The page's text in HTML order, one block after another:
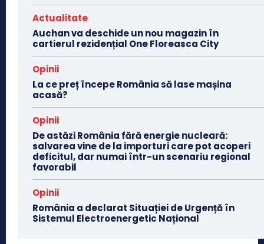
Actualitate
Auchan va deschide un nou magazin în
cartierul rezidențial One Floreasca City
Opinii
La ce preț începe România să lase mașina
acasă?
Opinii
De astăzi România fără energie nucleară:
salvarea vine de la importuri care pot acoperi
deficitul, dar numai într-un scenariu regional
favorabil
Opinii
România a declarat Situației de Urgență în
Sistemul Electroenergetic Național